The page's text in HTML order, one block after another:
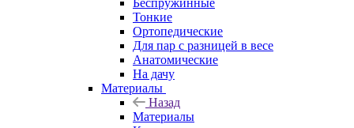
Беспружинные
Тонкие
Ортопедические
Для пар с разницей в весе
Анатомические
На дачу
Материалы
Назад
Материалы